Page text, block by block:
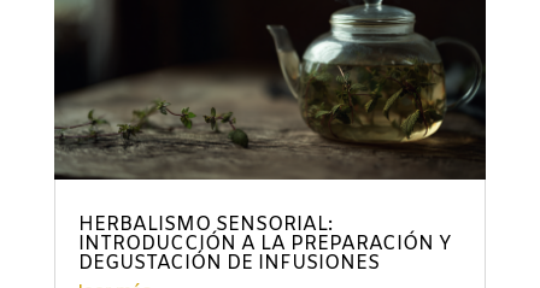
HERBALISMO SENSORIAL:
INTRODUCCIÓN A LA PREPARACIÓN Y
DEGUSTACIÓN DE INFUSIONES